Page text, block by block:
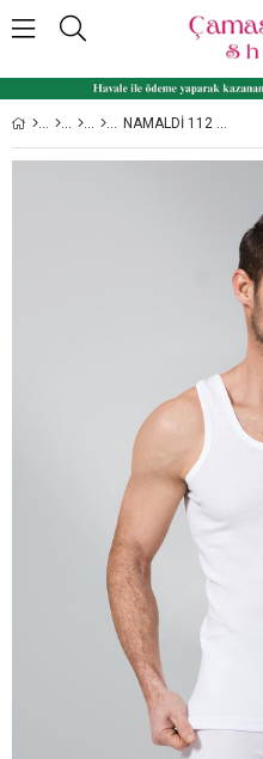
NAMALDI 112 %100 PAMUK RIBANA ERKEK ATLET